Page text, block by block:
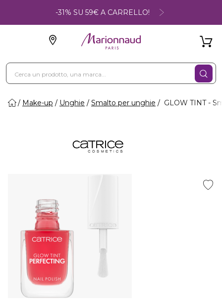
-31% SU 59€ A CARRELLO!
Make-up Unghie Smalto per unghie GLOW TINT -